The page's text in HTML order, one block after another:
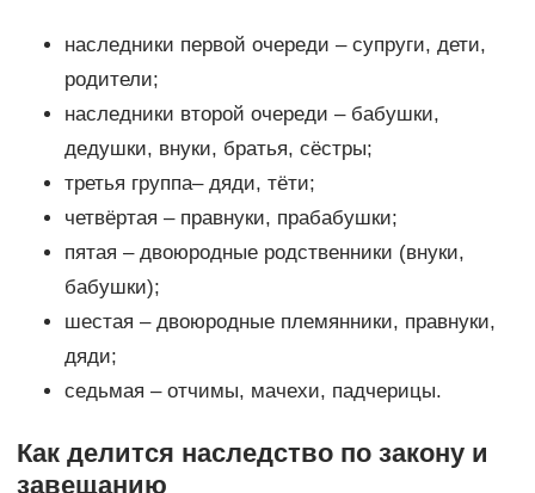
наследники первой очереди – супруги, дети,
родители;
наследники второй очереди – бабушки,
дедушки, внуки, братья, сёстры;
третья группа– дяди, тёти;
четвёртая – правнуки, прабабушки;
пятая – двоюродные родственники (внуки,
бабушки);
шестая – двоюродные племянники, правнуки,
дяди;
седьмая – отчимы, мачехи, падчерицы.
Как делится наследство по закону и
завещанию